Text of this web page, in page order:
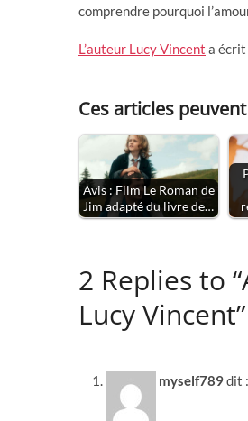
comprendre pourquoi
L’auteur Lucy Vincent a écrit
Ces articles
Avis : Film Le Roman de
Jim adapté du livre de…
2 Replies to
Lucy Vincent”
myself789dit :